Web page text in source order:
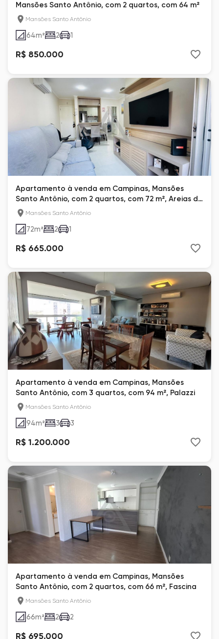
Mansões Santo Antônio, com 2 quartos, com 64 m²
Mansões Santo Antônio
64m² 2 1
R$ 850.000
Apartamento à venda em Campinas, Mansões
Santo Antônio, com 2 quartos, com 72 m², Areias de
OuroMansões Santo Antônio
72m² 2 1
R$ 665.000
Apartamento à venda em Campinas, Mansões
Santo Antônio, com 3 quartos, com 94 m², Palazzi
Mansões Santo Antônio
94m² 3 3
R$ 1.200.000
Apartamento à venda em Campinas, Mansões
Santo Antônio, com 2 quartos, com 66 m², Fascina
Mansões Santo Antônio
66m² 2 2
R$ 695.000